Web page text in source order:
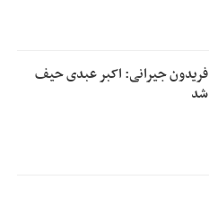
فریدون جیرانی: اکبر عبدی حیف
شد